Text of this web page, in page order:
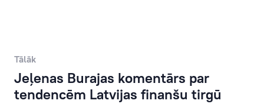
Tālāk
Jeļenas Burajas komentārs par
tendencēm Latvijas finanšu tirgū